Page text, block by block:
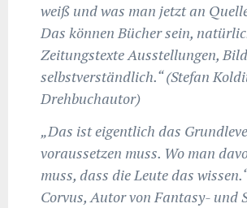
weiß und was man jetzt an
Das können Bücher sein,
Zeitungstexte Ausstellungen,
selbstverständlich.“ (Stefan
Drehbuchautor)
„Das ist eigentlich das
voraussetzen muss. Wo man
muss, dass die Leute das
Corvus, Autor von Fantasy- und